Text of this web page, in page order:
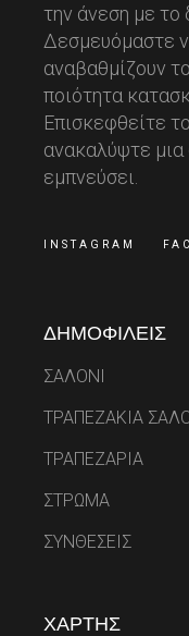
την άνεση με το
Δεσμευόμαστε
αναβαθμίζουν
ποιότητα
Επισκεφθείτε
ανακαλύψτε
εμπνεύσει.
INSTAGRAM
ΔΗΜΟΦΙΛΕΙΣ
ΣΑΛΟΝΙ
ΤΡΑΠΕΖΑΚΙΑ
ΤΡΑΠΕΖΑΡΙΑ
ΣΤΡΩΜΑ
ΣΥΝΘΕΣΕΙΣ
ΧΑΡΤΗΣ